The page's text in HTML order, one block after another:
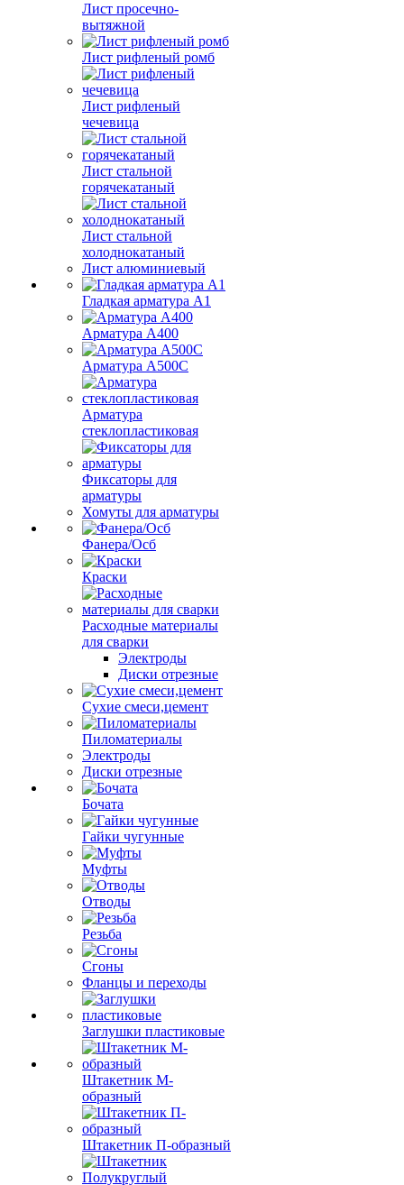
Лист просечно-
вытяжной
Лист рифленый ромб
Лист рифленый
чечевица
Лист стальной
горячекатаный
Лист стальной
холоднокатаный
Лист алюминиевый
Гладкая арматура А1
Арматура А400
Арматура A500C
Арматура
стеклопластиковая
Фиксаторы для
арматуры
Хомуты для арматуры
Фанера/Осб
Краски
Расходные материалы
для сварки
Электроды
Диски отрезные
Сухие смеси,цемент
Пиломатериалы
Электроды
Диски отрезные
Бочата
Гайки чугунные
Муфты
Отводы
Резьба
Сгоны
Фланцы и переходы
Заглушки пластиковые
Штакетник М-
образный
Штакетник П-образный